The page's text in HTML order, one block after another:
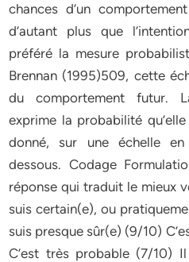
chances d’un
d’autant plus que
préféré la mesure
Brennan (1995)509, cette
du comportement futur.
exprime la probabilité
donné, sur une échelle
dessous. Codage
réponse qui traduit le mieux
suis certain(e), ou
suis presque sûr(e) (9/10)
C’est très probable (7/10)